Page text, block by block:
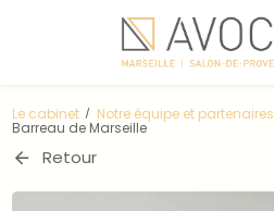
Le cabinet Notre équipe et partenaires
Barreau de Marseille
Retour